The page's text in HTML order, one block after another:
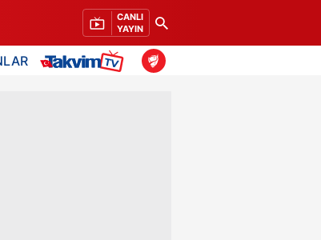
CANLI
YAYIN